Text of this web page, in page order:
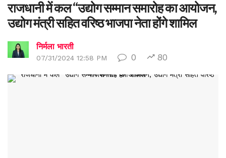
राजधानी में कल “उद्योग सम्मान समारोह का आयोजन,
उद्योग मंत्री सहित वरिष्ठ भाजपा नेता होंगे शामिल
निर्मला भारती
07/31/2024 12:58 PM 0 80